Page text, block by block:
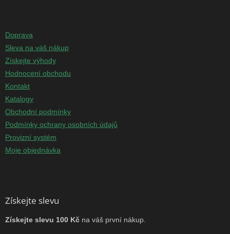
Doprava
Sleva na váš nákup
Získejte výhody
Hodnocení obchodu
Kontakt
Katalogy
Obchodní podmínky
Podmínky ochrany osobních údajů
Provizní systém
Moje objednávka
Získejte slevu
Získejte slevu 100 Kč na váš první nákup.